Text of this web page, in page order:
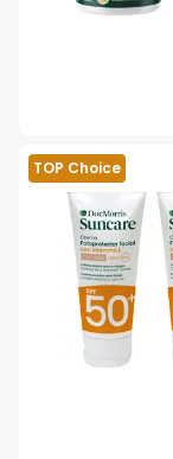
TOP Choice